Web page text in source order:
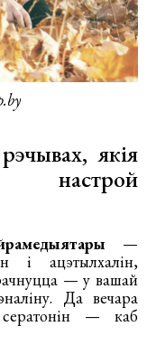
якія
настрой
—
і ацэтылхалін,
— у вашай
Да вечара
— каб